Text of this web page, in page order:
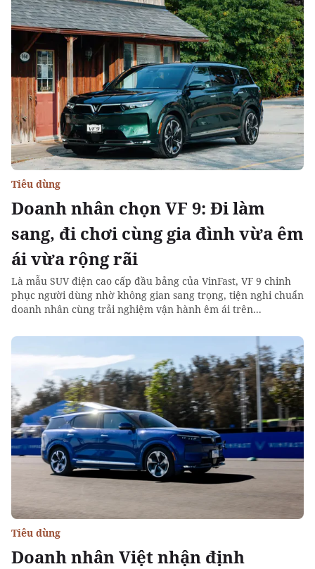
Doanh nhân chọn VF 9: Đi làm
sang, đi chơi cùng gia đình vừa êm
ái vừa rộng rãi
Tiêu dùng
Là mẫu SUV điện cao cấp đầu bảng của VinFast, VF 9 chinh
phục người dùng nhờ không gian sang trọng, tiện nghi chuẩn
doanh nhân cùng trải nghiệm vận hành êm ái trên...
Doanh nhân Việt nhận định
Tiêu dùng